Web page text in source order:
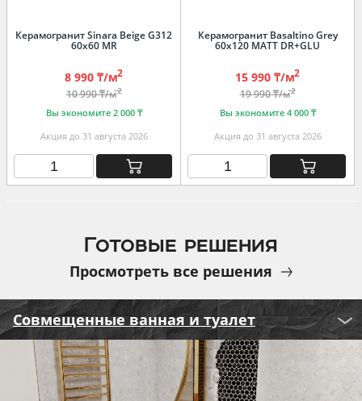
Керамогранит Sinara Beige G312
60х60 MR
8 990 ₸/м2
10 990 ₸/м2
Вы экономите 2 000 ₸
Акция до 31 августа 2026
Керамогранит Basaltino Grey
60х120 MATT DR+GLU
15 990 ₸/м2
19 990 ₸/м2
Вы экономите 4 000 ₸
Акция до 31 августа 2026
Готовые решения
Просмотреть все решения
Совмещенные ванная и туалет